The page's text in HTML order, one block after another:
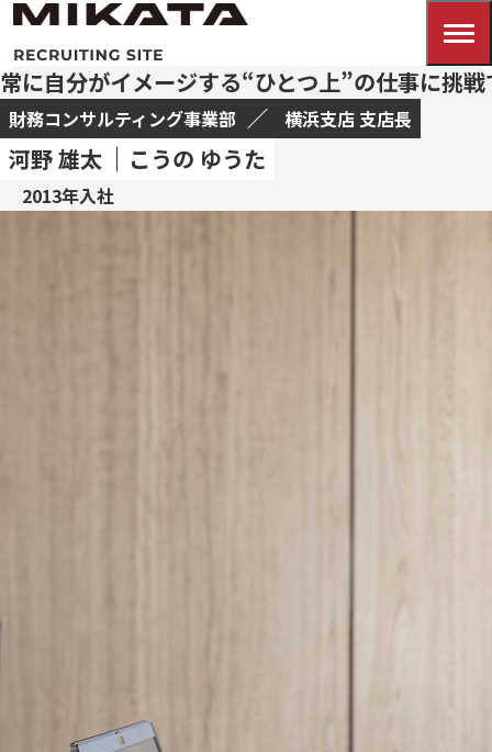
常に自分がイメージする“ひとつ上”の仕事に挑
財務コンサルティング事業部 横浜支店 支店長
河野 雄太 こうの ゆうた
2013年入社